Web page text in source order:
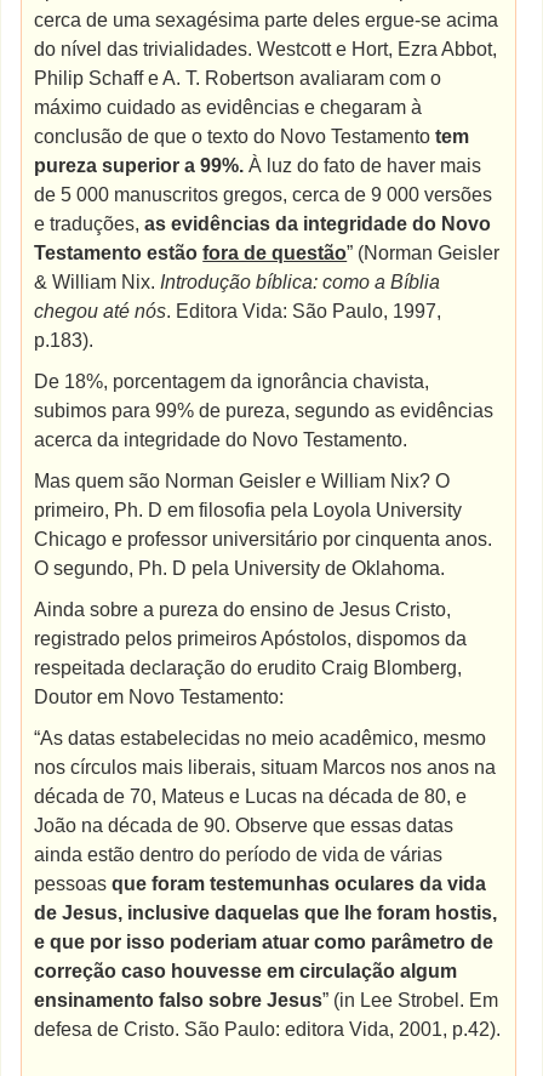
cerca de uma sexagésima parte deles ergue-se acima
do nível das trivialidades. Westcott e Hort, Ezra Abbot,
Philip Schaff e A. T. Robertson avaliaram com o
máximo cuidado as evidências e chegaram à
conclusão de que o texto do Novo Testamentotem
pureza superior a 99%. À luz do fato de haver mais
de 5 000 manuscritos gregos, cerca de 9 000 versões
e traduções,as evidências da integridade do Novo
Testamento estãofora de questão” (Norman Geisler
& William Nix.Introdução bíblica: como a Bíblia
chegou até nós. Editora Vida: São Paulo, 1997,
p.183).
De 18%, porcentagem da ignorância chavista,
subimos para 99% de pureza, segundo as evidências
acerca da integridade do Novo Testamento.
Mas quem são Norman Geisler e William Nix? O
primeiro, Ph. D em filosofia pela Loyola University
Chicago e professor universitário por cinquenta anos.
O segundo, Ph. D pela University de Oklahoma.
Ainda sobre a pureza do ensino de Jesus Cristo,
registrado pelos primeiros Apóstolos, dispomos da
respeitada declaração do erudito Craig Blomberg,
Doutor em Novo Testamento:
“As datas estabelecidas no meio acadêmico, mesmo
nos círculos mais liberais, situam Marcos nos anos na
década de 70, Mateus e Lucas na década de 80, e
João na década de 90. Observe que essas datas
ainda estão dentro do período de vida de várias
pessoasque foram testemunhas oculares da vida
de Jesus, inclusive daquelas que lhe foram hostis,
e que por isso poderiam atuar como parâmetro de
correção caso houvesse em circulação algum
ensinamento falso sobre Jesus” (in Lee Strobel. Em
defesa de Cristo. São Paulo: editora Vida, 2001, p.42).